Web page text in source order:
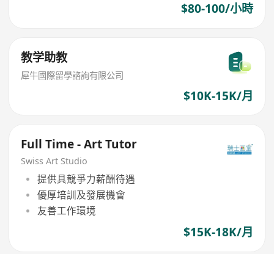
$80-100/小時
教学助教
犀牛國際留學諮詢有限公司
$10K-15K/月
Full Time - Art Tutor
Swiss Art Studio
提供具競爭力薪酬待遇
優厚培訓及發展機會
友善工作環境
$15K-18K/月